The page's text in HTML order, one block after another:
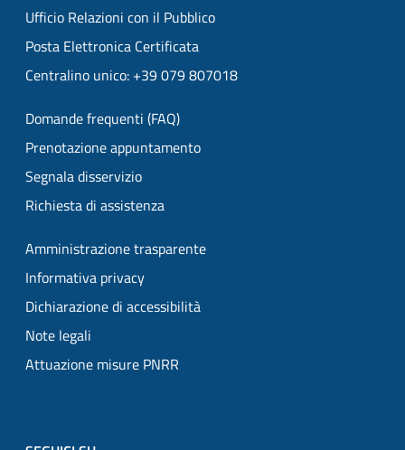
Ufficio Relazioni con il Pubblico
Posta Elettronica Certificata
Centralino unico: +39 079 807018
Domande frequenti (FAQ)
Prenotazione appuntamento
Segnala disservizio
Richiesta di assistenza
Amministrazione trasparente
Informativa privacy
Dichiarazione di accessibilità
Note legali
Attuazione misure PNRR